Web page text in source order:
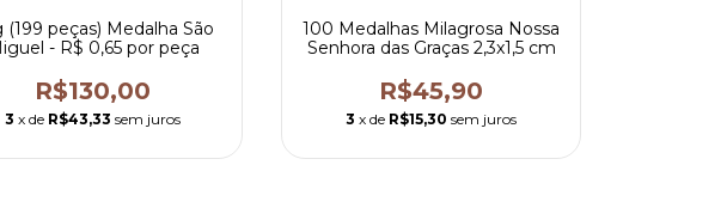
(199 peças) Medalha São
- R$ 0,65 por peça
R$130,00
3 x de R$43,33 sem juros
100 Medalhas Milagrosa Nossa
Senhora das Graças 2,3x1,5 cm
R$45,90
3 x de R$15,30 sem juros